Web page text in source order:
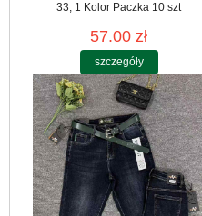
33, 1 Kolor Paczka 10 szt
57.00 zł
szczegóły